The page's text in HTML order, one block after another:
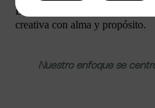
En El Rayo Verde Films, cada
creativa con alma y propósito.
Nuestro enfoque se